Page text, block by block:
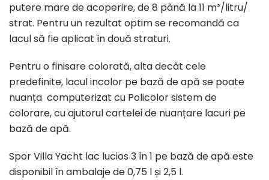
putere mare de acoperire, de 8 până la 11 m²/litru/
strat. Pentru un rezultat optim se recomandă ca
lacul să fie aplicat în două straturi.
Pentru o finisare colorată, alta decât cele
predefinite, lacul incolor pe bază de apă se poate
nuanța computerizat cu Policolor sistem de
colorare, cu ajutorul cartelei de nuanțare lacuri pe
bază de apă.
Spor Villa Yacht lac lucios 3 în 1 pe bază de apă este
disponibil în ambalaje de 0,75 l și 2,5 l.